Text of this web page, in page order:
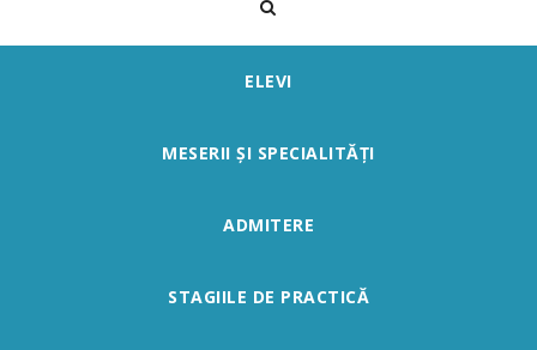
ELEVI
MESERII ȘI SPECIALITĂȚI
ADMITERE
STAGIILE DE PRACTICĂ